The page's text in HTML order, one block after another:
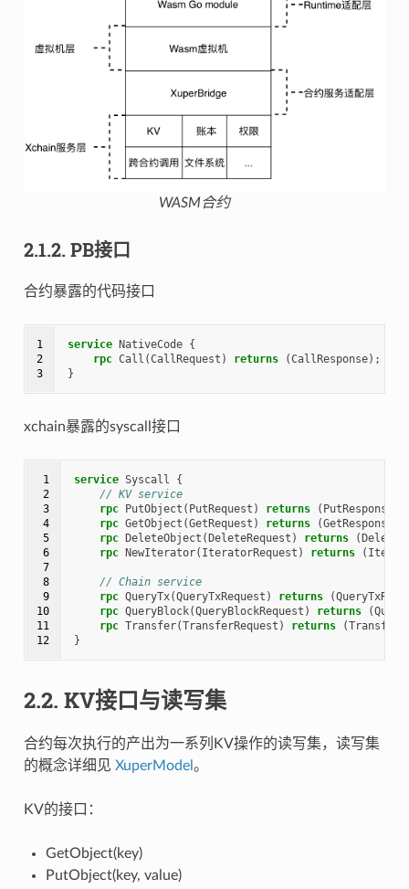
WASM合约
2.1.2. PB接口
合约暴露的代码接口
1
2
3
service NativeCode {
rpc Call (CallRequest ) returns (CallResponse);
}
xchain暴露的syscall接口
1
2
3
4
5
6
7
8
9
10
11
12
service Syscall
{
// KV service
rpc
PutObject ( PutRequest ) returns ( PutResponse
rpc GetObject (GetRequest ) returns (GetResponse
rpc
DeleteObject ( DeleteRequest ) returns (
rpc
NewIterator( IteratorRequest ) returns (
// Chain service
rpc QueryTx(QueryTxRequest ) returns (
rpc QueryBlock(QueryBlockRequest ) returns (
rpc Transfer(TransferRequest ) returns (
}
2.2. KV接口与读写集
合约每次执行的产出为一系列KV操作的读写集，读写集
的概念详细见 XuperModel 。
KV的接口：
GetObject(key)
PutObject(key, value)